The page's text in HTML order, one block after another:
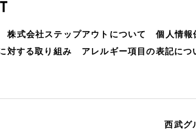
株式会社ステップアウトについて 個人情報
対する取り組み
アレルギー項目の表記につ
西武グ